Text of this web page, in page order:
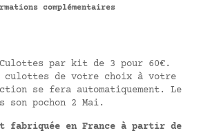
complémentaires
par kit de 3 pour 60€.
de votre choix à votre
se fera automatiquement. Le
pochon 2 Mai.
fabriquée en France à partir de